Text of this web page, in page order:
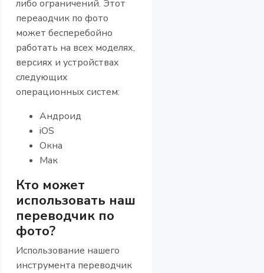
либо ограничений. Этот
переаодчик по фото
может бесперебойно
работать на всех моделях,
версиях и устройствах
следующих
операционных систем:
Андроид
iOS
Окна
Мак
Кто может
использовать наш
переводчик по
фото?
Использование нашего
инструмента переводчик